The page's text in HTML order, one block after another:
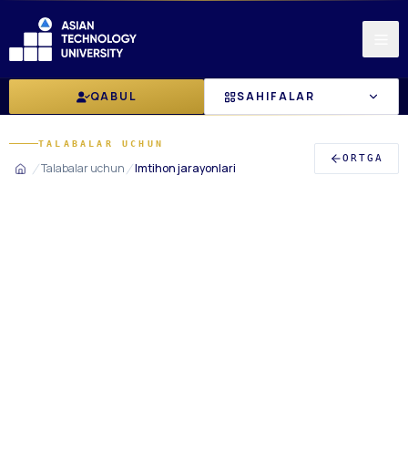
QABUL SAHIFALAR
TALABALAR UCHUN
Talabalar uchun Imtihon jarayonlari
ORTGA